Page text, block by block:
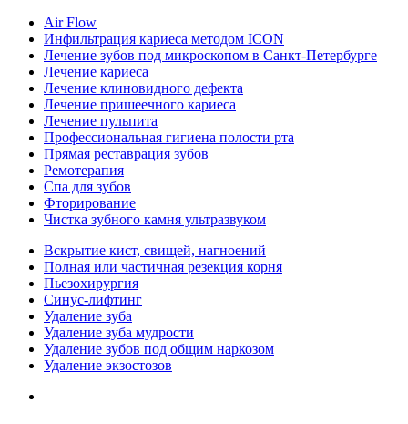
Air Flow
Инфильтрация кариеса методом ICON
Лечение зубов под микроскопом в Санкт-Петербурге
Лечение кариеса
Лечение клиновидного дефекта
Лечение пришеечного кариеса
Лечение пульпита
Профессиональная гигиена полости рта
Прямая реставрация зубов
Ремотерапия
Спа для зубов
Фторирование
Чистка зубного камня ультразвуком
Вскрытие кист, свищей, нагноений
Полная или частичная резекция корня
Пьезохирургия
Синус-лифтинг
Удаление зуба
Удаление зуба мудрости
Удаление зубов под общим наркозом
Удаление экзостозов